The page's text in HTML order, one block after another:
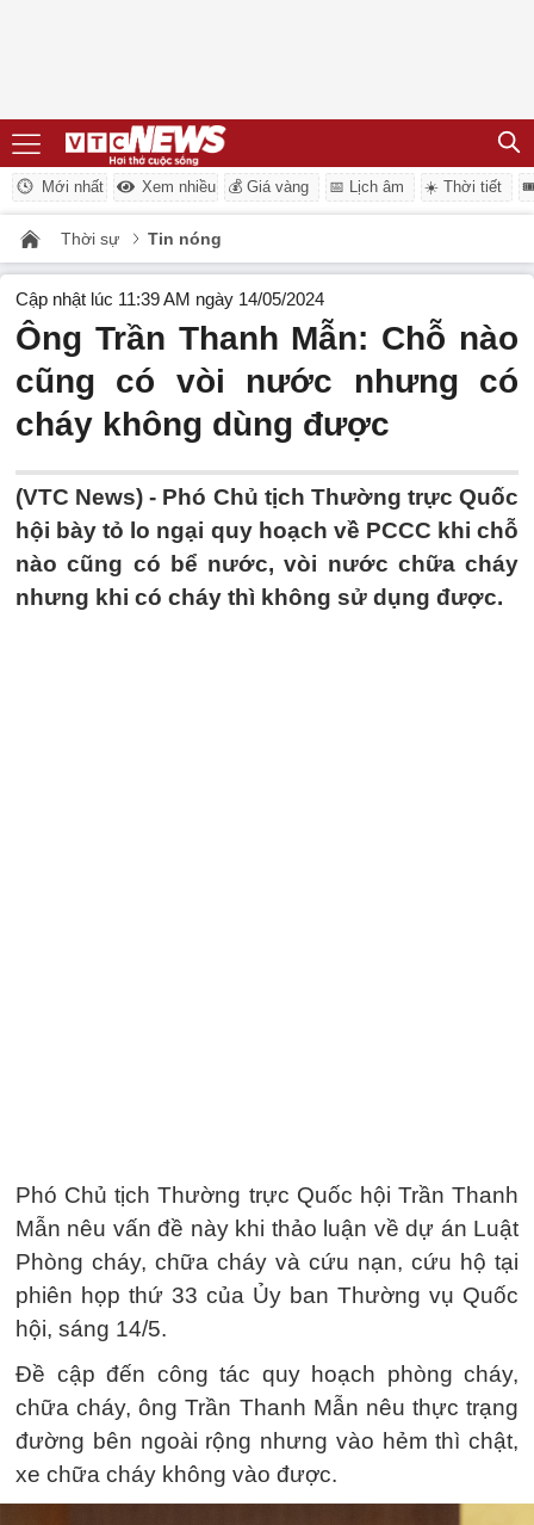
Mới nhất Xem nhiều 💰 Giá vàng 📅 Lịch âm ☀️ Thời tiết
Thời sự Tin nóng
Cập nhật lúc 11:39 AM ngày 14/05/2024
Ông Trần Thanh Mẫn: Chỗ nào
cũng có vòi nước nhưng có
cháy không dùng được
(VTC News) - Phó Chủ tịch Thường trực Quốc
hội bày tỏ lo ngại quy hoạch về PCCC khi chỗ
nào cũng có bể nước, vòi nước chữa cháy
nhưng khi có cháy thì không sử dụng được.
Phó Chủ tịch Thường trực Quốc hội Trần Thanh
Mẫn nêu vấn đề này khi thảo luận về dự án Luật
Phòng cháy, chữa cháy và cứu nạn, cứu hộ tại
phiên họp thứ 33 của Ủy ban Thường vụ Quốc
hội, sáng 14/5.
Đề cập đến công tác quy hoạch phòng cháy,
chữa cháy, ông Trần Thanh Mẫn nêu thực trạng
đường bên ngoài rộng nhưng vào hẻm thì chật,
xe chữa cháy không vào được.